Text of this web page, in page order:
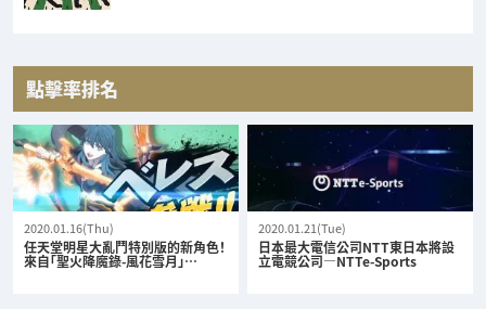
點擊率排名
2020.01.16(Thu)
任天堂明星大亂鬥特別版的新角色！
來自「聖火降魔錄-風花雪月」…
2020.01.21(Tue)
日本最大電信公司NTT東日本將設
立電競公司—NTTe-Sports